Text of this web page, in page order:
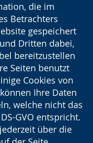
die im
Betrachters
gespeichert
Dritten dabei,
bereitzustellen
Seiten benutzt
Cookies von
Ihre Daten
welche nicht das
GVO entspricht.
über die